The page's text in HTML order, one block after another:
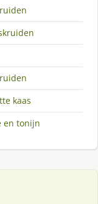
kaas
en tonijn